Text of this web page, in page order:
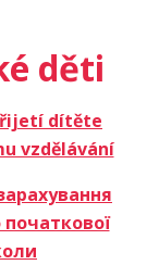
děti
dítěte
vzdělávání